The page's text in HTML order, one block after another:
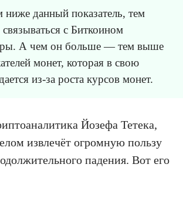
данный показатель, тем
связываться с Биткоином
А чем он больше — тем выше
монет, которая в свою
из-за роста курсов монет.
Йозефа Тетека,
извлечёт огромную пользу
падения. Вот его